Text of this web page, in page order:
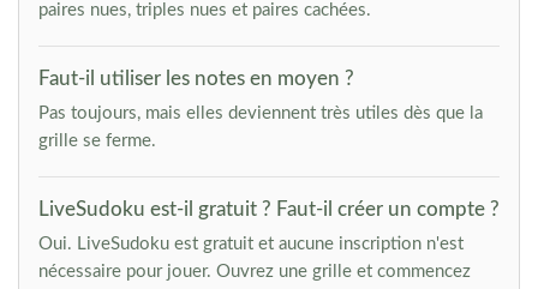
paires nues, triples nues et paires cachées.
Faut-il utiliser les notes en moyen ?
Pas toujours, mais elles deviennent très utiles dès que la
grille se ferme.
LiveSudoku est-il gratuit ? Faut-il créer un compte ?
Oui. LiveSudoku est gratuit et aucune inscription n'est
nécessaire pour jouer. Ouvrez une grille et commencez